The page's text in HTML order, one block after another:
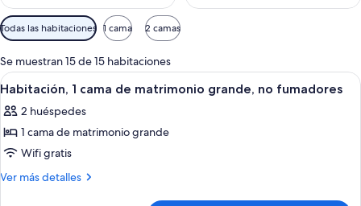
Filtros
disponibles
para
las
habitaciones
Todas las habitaciones 1 cama 2 camas
Se muestran 15 de 15 habitaciones
Abrir
todas
las
fotos
de
Habitación,
Una habitación de hotel moderna
4
Habitación, 1 cama de matrimonio grande, no fumadores
2 huéspedes
1 cama de matrimonio grande
Wifi gratis
Ver más detalles
Más